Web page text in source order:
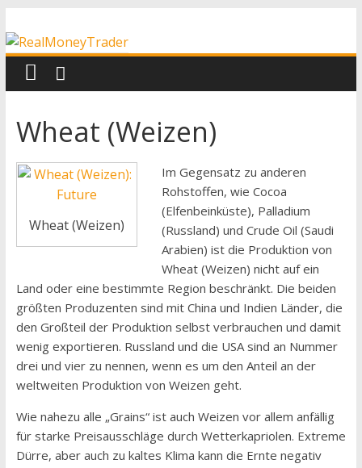
Inhalt
springen
RealMoneyTrader
Echtgeld-
Trading
Wheat (Weizen)
Wheat (Weizen)
Im Gegensatz zu anderen
Rohstoffen, wie Cocoa
(Elfenbeinküste), Palladium
(Russland) und Crude Oil (Saudi
Arabien) ist die Produktion von
Wheat (Weizen) nicht auf ein
Land oder eine bestimmte Region beschränkt. Die beiden
größten Produzenten sind mit China und Indien Länder, die
den Großteil der Produktion selbst verbrauchen und damit
wenig exportieren. Russland und die USA sind an Nummer
drei und vier zu nennen, wenn es um den Anteil an der
weltweiten Produktion von Weizen geht.
Wie nahezu alle „Grains“ ist auch Weizen vor allem anfällig
für starke Preisausschläge durch Wetterkapriolen. Extreme
Dürre, aber auch zu kaltes Klima kann die Ernte negativ